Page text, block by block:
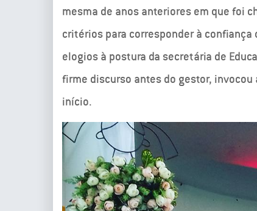
mesma de anos anteriores em que foi
critérios para corresponder à
elogios à postura da secretária de
firme discurso antes do gestor,
início.